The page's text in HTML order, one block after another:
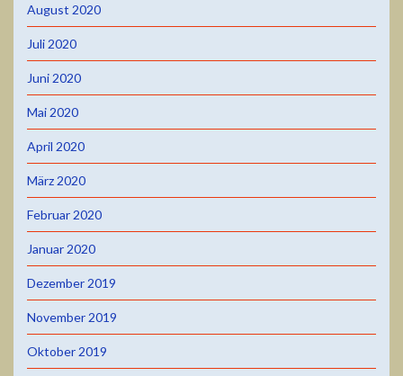
August 2020
Juli 2020
Juni 2020
Mai 2020
April 2020
März 2020
Februar 2020
Januar 2020
Dezember 2019
November 2019
Oktober 2019